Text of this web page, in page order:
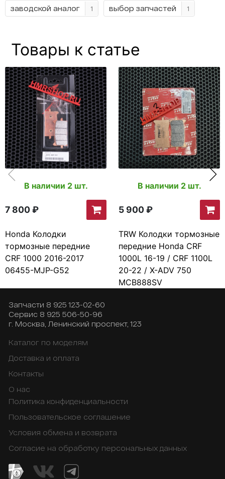
заводской аналог 1 выбор запчастей 1
Товары к статье
В наличии 2 шт.
7 800 ₽
Honda Колодки
тормозные передние
CRF 1000 2016-2017
06455-MJP-G52
В наличии 2 шт.
5 900 ₽
TRW Колодки тормозные
передние Honda CRF
1000L 16-19 / CRF 1100L
20-22 / X-ADV 750
MCB888SV
Запчасти 8 925 123-02-60
Сервис 8 925 506-50-96
г. Москва, Ленинский проспект, 123
Каталог по моделям
Доставка и оплата
Контакты
О нас
Политика конфиденциальности
Пользовательское соглашение
Условия обмена и возврата
Согласие на обработку персональных данных